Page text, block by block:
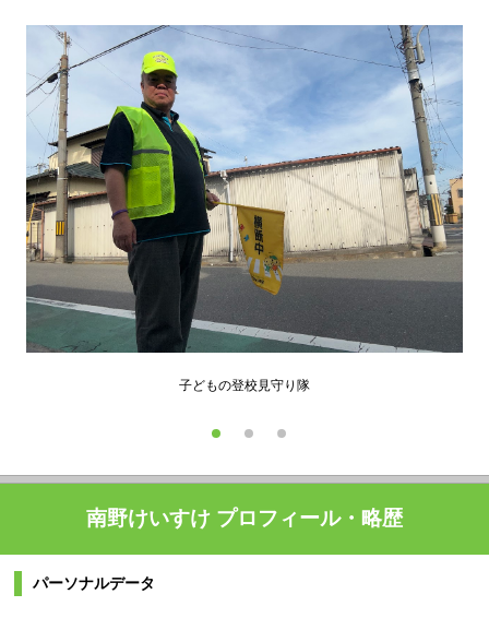
子どもの登校見守り隊
南野けいすけ プロフィール・略歴
パーソナルデータ